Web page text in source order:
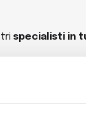
specialisti in